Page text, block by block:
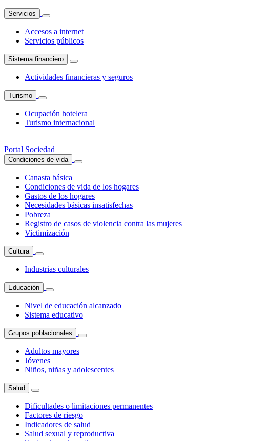
Servicios
Accesos a internet
Servicios públicos
Sistema financiero
Actividades financieras y seguros
Turismo
Ocupación hotelera
Turismo internacional
Portal Sociedad
Condiciones de vida
Canasta básica
Condiciones de vida de los hogares
Gastos de los hogares
Necesidades básicas insatisfechas
Pobreza
Registro de casos de violencia contra las mujeres
Victimización
Cultura
Industrias culturales
Educación
Nivel de educación alcanzado
Sistema educativo
Grupos poblacionales
Adultos mayores
Jóvenes
Niños, niñas y adolescentes
Salud
Dificultades o limitaciones permanentes
Factores de riesgo
Indicadores de salud
Salud sexual y reproductiva